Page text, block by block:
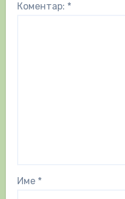
Коментар: *
Име *